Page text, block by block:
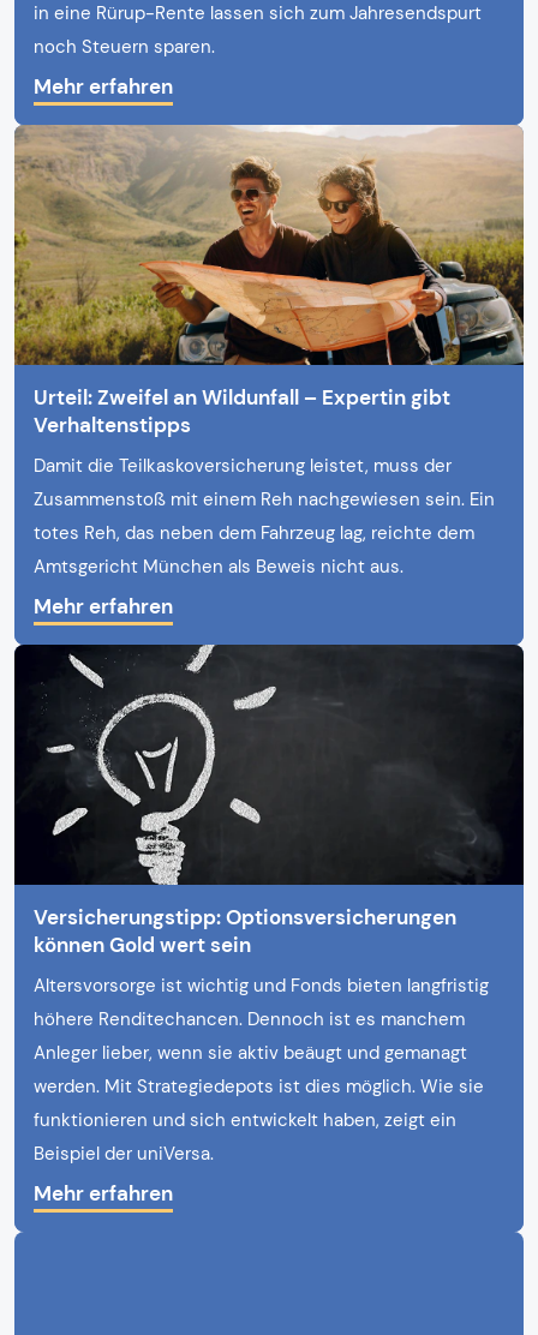
in eine Rürup-Rente lassen sich zum Jahresendspurt
noch Steuern sparen.
Mehr erfahren
Urteil: Zweifel an Wildunfall – Expertin gibt
Verhaltenstipps
Damit die Teilkaskoversicherung leistet, muss der
Zusammenstoß mit einem Reh nachgewiesen sein. Ein
totes Reh, das neben dem Fahrzeug lag, reichte dem
Amtsgericht München als Beweis nicht aus.
Mehr erfahren
Versicherungstipp: Optionsversicherungen
können Gold wert sein
Altersvorsorge ist wichtig und Fonds bieten langfristig
höhere Renditechancen. Dennoch ist es manchem
Anleger lieber, wenn sie aktiv beäugt und gemanagt
werden. Mit Strategiedepots ist dies möglich. Wie sie
funktionieren und sich entwickelt haben, zeigt ein
Beispiel der uniVersa.
Mehr erfahren